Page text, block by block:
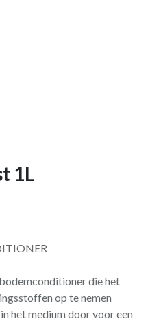
1L
die het
op te nemen
het medium door voor een